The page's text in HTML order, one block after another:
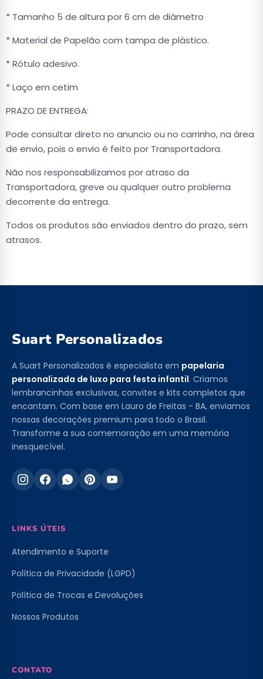
* Tamanho 5 de altura por 6 cm de diâmetro
* Material de Papelão com tampa de plástico.
* Rótulo adesivo.
* Laço em cetim
PRAZO DE ENTREGA:
Pode consultar direto no anuncio ou no carrinho, na área
de envio, pois o envio é feito por Transportadora.
Não nos responsabilizamos por atraso da
Transportadora, greve ou qualquer outro problema
decorrente da entrega.
Todos os produtos são enviados dentro do prazo, sem
atrasos.
Suart Personalizados
A Suart Personalizados é especialista em papelaria
personalizada de luxo para festa infantil. Criamos
lembrancinhas exclusivas, convites e kits completos que
encantam. Com base em Lauro de Freitas - BA, enviamos
nossas decorações premium para todo o Brasil.
Transforme a sua comemoração em uma memória
inesquecível.
LINKS ÚTEIS
Atendimento e Suporte
Política de Privacidade (LGPD)
Política de Trocas e Devoluções
Nossos Produtos
CONTATO